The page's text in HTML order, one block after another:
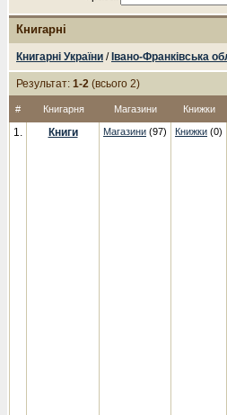
Книгарні
Книгарні України / Івано-Франківська
Результат: 1-2 (всього 2)
# Книгарня Магазини Книжки
1. Книги Магазини (97) Книжки (0)